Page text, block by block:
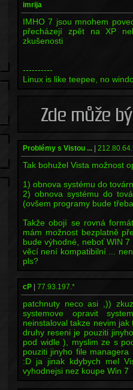
imrija
IMHO 7 jsou mnohem
přecházejí zpět na XP
zkušenosti
----------
Linux is like teepee, no
Problémy s Vistou ...
Tak bohužel Vista možnost
1) obnova systému do
2) obnova systému do
(ovšem programy bude
Takže obojí se rovná
mám možnost bezplatně
bude výhodné, neboť WIN
věcí není kompatibilní ...
pls?
cP 77.93.197.*
patchnuty neco asi ,))
systemove opravit
neinstaloval takze nevim
druhy reseni je pouziti
pod widle ), myslim ze s
pouziti jinyho file
:D ja jinak kdybych mel
vyhodnejsi nez koupe Win 7